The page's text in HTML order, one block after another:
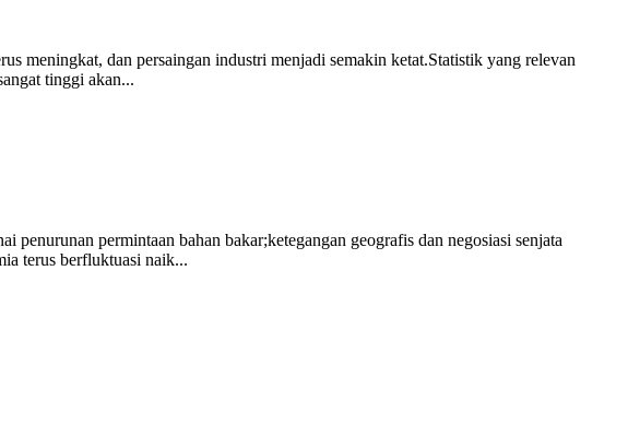
meningkat, dan persaingan industri menjadi semakin ketat.Statistik yang relevan
tinggi akan...
permintaan bahan bakar;ketegangan geografis dan negosiasi senjata
terus berfluktuasi naik...